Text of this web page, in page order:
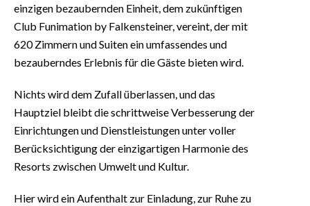
einzigen bezaubernden Einheit, dem zukünftigen
Club Funimation by Falkensteiner, vereint, der mit
620 Zimmern und Suiten ein umfassendes und
bezauberndes Erlebnis für die Gäste bieten wird.
Nichts wird dem Zufall überlassen, und das
Hauptziel bleibt die schrittweise Verbesserung der
Einrichtungen und Dienstleistungen unter voller
Berücksichtigung der einzigartigen Harmonie des
Resorts zwischen Umwelt und Kultur.
Hier wird ein Aufenthalt zur Einladung, zur Ruhe zu